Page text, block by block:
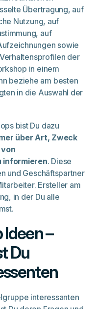
Übertragung, auf
Nutzung, auf
auf
sowie
der
in einem
beziehe am besten
in die Auswahl der
bist Du dazu
über Art, Zweck
informieren. Diese
und Geschäftspartner
Ersteller am
in der Du alle
–
Du
interessanten